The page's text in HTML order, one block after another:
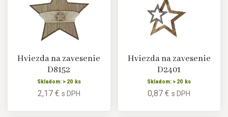
Hviezda na zavesenie
D8152
Skladom: > 20 ks
2,17 € s DPH
Hviezda na zavesenie
D2401
Skladom: > 20 ks
0,87 €s DPH